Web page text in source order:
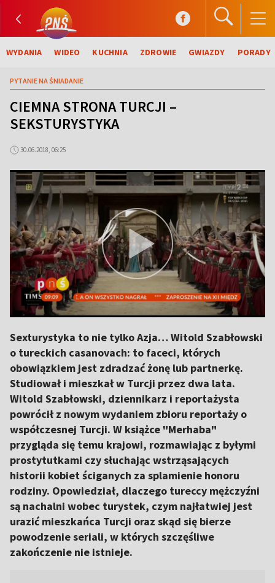
WYDANIA WIDEO KUCHNIA ZDROWIE GWIAZDY PORADY
PYTANIE NA ŚNIADANIE
CIEMNA STRONA TURCJI –
SEKSTURYSTYKA
30.06.2018, 06:25
Sexturystyka to nie tylko Azja… Witold Szabłowski
o tureckich casanovach: to faceci, których
obowiązkiem jest zdradzać żonę lub partnerkę.
Studiował i mieszkał w Turcji przez dwa lata.
Witold Szabłowski, dziennikarz i reportażysta
powrócił z nowym wydaniem zbioru reportaży o
współczesnej Turcji. W książce "Merhaba"
przygląda się temu krajowi, rozmawiając z byłymi
prostytutkami czy słuchając wstrząsających
historii kobiet ściganych za splamienie honoru
rodziny. Opowiedział, dlaczego tureccy mężczyźni
są nachalni wobec turystek, czym najłatwiej jest
urazić mieszkańca Turcji oraz skąd się bierze
powodzenie seriali, w których szczęśliwe
zakończenie nie istnieje.